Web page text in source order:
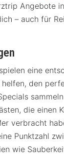
Angebote
– auch für
eine
den
die einen
verbracht
Punktzahl
wie